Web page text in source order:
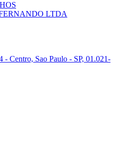
LTDA
Centro, Sao Paulo - SP, 01.021-